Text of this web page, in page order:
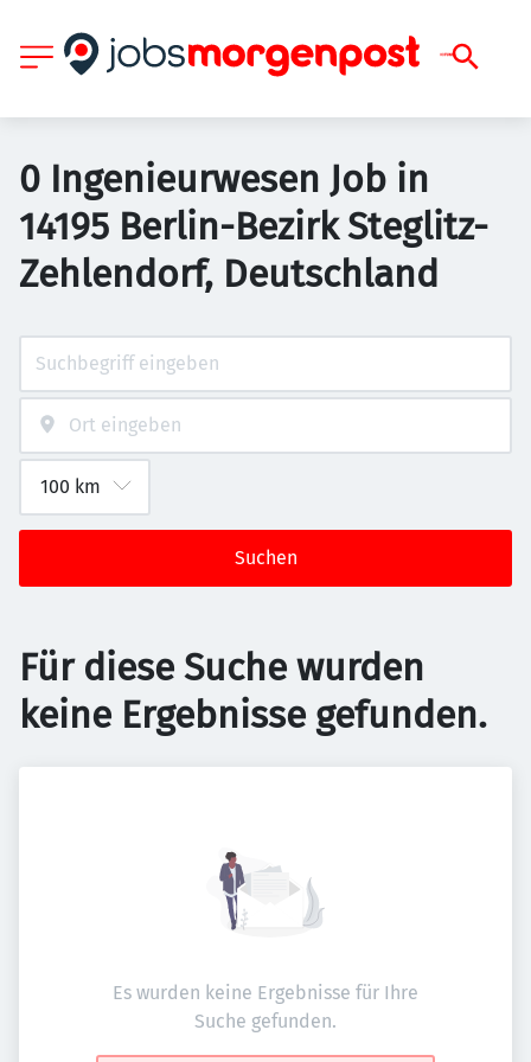
0 Ingenieurwesen Job in
14195 Berlin-Bezirk Steglitz-
Zehlendorf, Deutschland
Suchen
Für diese Suche wurden
keine Ergebnisse gefunden.
Es wurden keine Ergebnisse für Ihre
Suche gefunden.